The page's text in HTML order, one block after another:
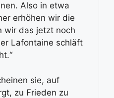
Also in etwa
erhöhen wir die
wir das jetzt noch
Lafontaine schläft
sie, auf
zu Frieden zu